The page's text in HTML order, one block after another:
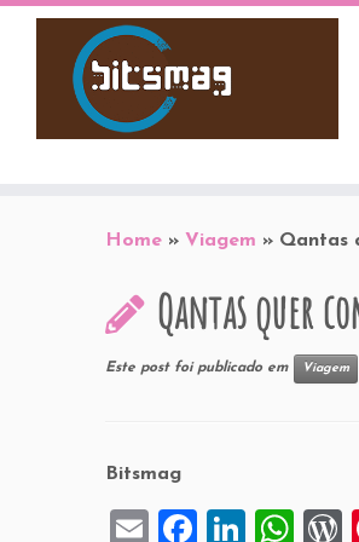
Home » Viagem » Qantas
Qantas quer
Este post foi publicado em Viagem
Bitsmag
E
F
Li
W